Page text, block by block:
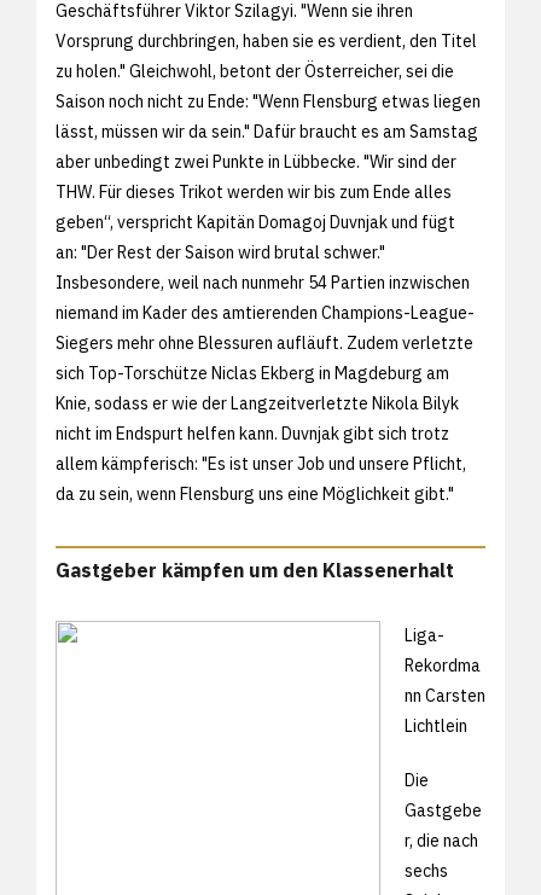
Geschäftsführer Viktor Szilagyi. "Wenn sie ihren
Vorsprung durchbringen, haben sie es verdient, den Titel
zu holen." Gleichwohl, betont der Österreicher, sei die
Saison noch nicht zu Ende: "Wenn Flensburg etwas liegen
lässt, müssen wir da sein." Dafür braucht es am Samstag
aber unbedingt zwei Punkte in Lübbecke. "Wir sind der
THW. Für dieses Trikot werden wir bis zum Ende alles
geben“, verspricht Kapitän Domagoj Duvnjak und fügt
an: "Der Rest der Saison wird brutal schwer."
Insbesondere, weil nach nunmehr 54 Partien inzwischen
niemand im Kader des amtierenden Champions-League-
Siegers mehr ohne Blessuren aufläuft. Zudem verletzte
sich Top-Torschütze Niclas Ekberg in Magdeburg am
Knie, sodass er wie der Langzeitverletzte Nikola Bilyk
nicht im Endspurt helfen kann. Duvnjak gibt sich trotz
allem kämpferisch: "Es ist unser Job und unsere Pflicht,
da zu sein, wenn Flensburg uns eine Möglichkeit gibt."
Gastgeber kämpfen um den Klassenerhalt
Liga-
Rekordma
nn Carsten
Lichtlein
Die
Gastgebe
r, die nach
sechs